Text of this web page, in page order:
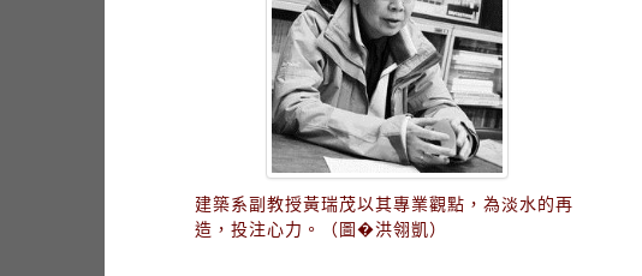
建築系副教授黃瑞茂以其專業觀點，為淡水的再
造，投注心力。（圖�洪翎凱）